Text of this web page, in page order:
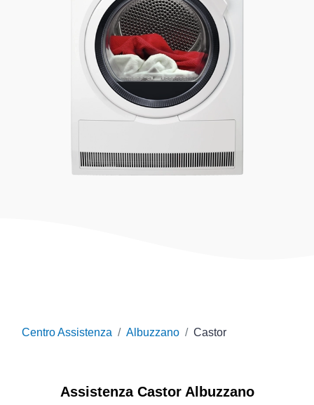
Centro Assistenza Albuzzano Castor
Assistenza CastorAlbuzzano